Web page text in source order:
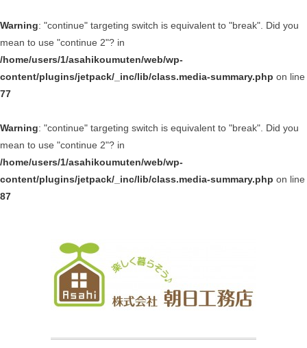
Warning: "continue" targeting switch is equivalent to "break". Did you
mean to use "continue 2"? in
/home/users/1/asahikoumuten/web/wp-
content/plugins/jetpack/_inc/lib/class.media-summary.php on line
77
Warning: "continue" targeting switch is equivalent to "break". Did you
mean to use "continue 2"? in
/home/users/1/asahikoumuten/web/wp-
content/plugins/jetpack/_inc/lib/class.media-summary.php on line
87